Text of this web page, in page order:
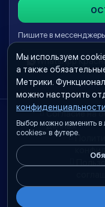
Пишите в
WhatsApp
Согласие на
данных
Мы используем
а также
Метрики.
можно настроить
конфиденциальности
Выбор можно изменить
cookies» в футере.